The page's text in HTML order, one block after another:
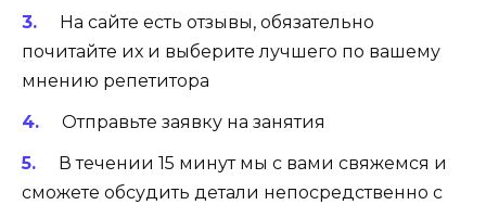
На сайте есть отзывы, обязательно
почитайте их и выберите лучшего по вашему
мнению репетитора
Отправьте заявку на занятия
В течении 15 минут мы с вами свяжемся и
сможете обсудить детали непосредственно с